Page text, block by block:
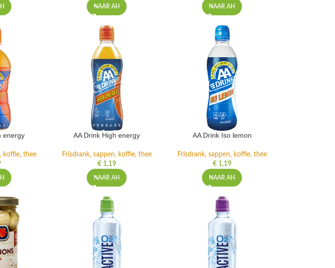
NAAR AH NAAR AH
energy
koffie, thee
AA Drink High energy
Frisdrank, sappen, koffie, thee
€1,19
NAAR AH
AA Drink Iso lemon
Frisdrank, sappen, koffie, thee
€1,19
NAAR AH